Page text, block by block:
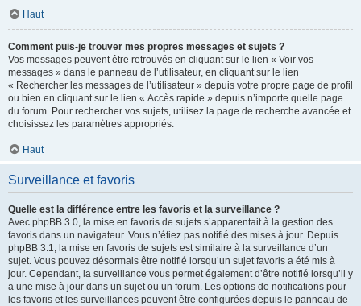
Haut
Comment puis-je trouver mes propres messages et sujets ?
Vos messages peuvent être retrouvés en cliquant sur le lien « Voir vos
messages » dans le panneau de l’utilisateur, en cliquant sur le lien
« Rechercher les messages de l’utilisateur » depuis votre propre page de profil
ou bien en cliquant sur le lien « Accès rapide » depuis n’importe quelle page
du forum. Pour rechercher vos sujets, utilisez la page de recherche avancée et
choisissez les paramètres appropriés.
Haut
Surveillance et favoris
Quelle est la différence entre les favoris et la surveillance ?
Avec phpBB 3.0, la mise en favoris de sujets s’apparentait à la gestion des
favoris dans un navigateur. Vous n’étiez pas notifié des mises à jour. Depuis
phpBB 3.1, la mise en favoris de sujets est similaire à la surveillance d’un
sujet. Vous pouvez désormais être notifié lorsqu’un sujet favoris a été mis à
jour. Cependant, la surveillance vous permet également d’être notifié lorsqu’il y
a une mise à jour dans un sujet ou un forum. Les options de notifications pour
les favoris et les surveillances peuvent être configurées depuis le panneau de